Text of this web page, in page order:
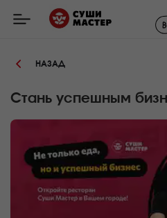
Мастер
заказ
роллов,
в
Альметьевске
НАЗАД
Стань успешным